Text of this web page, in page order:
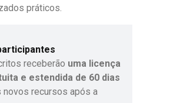
práticos.
receberão uma licença
e estendida de 60 dias
novos recursos após a